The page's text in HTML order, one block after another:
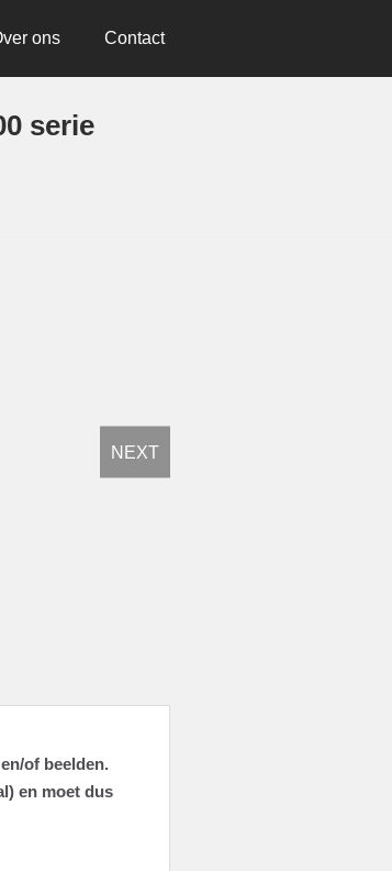
ons Contact
serie
NEXT
of beelden.
en moet dus